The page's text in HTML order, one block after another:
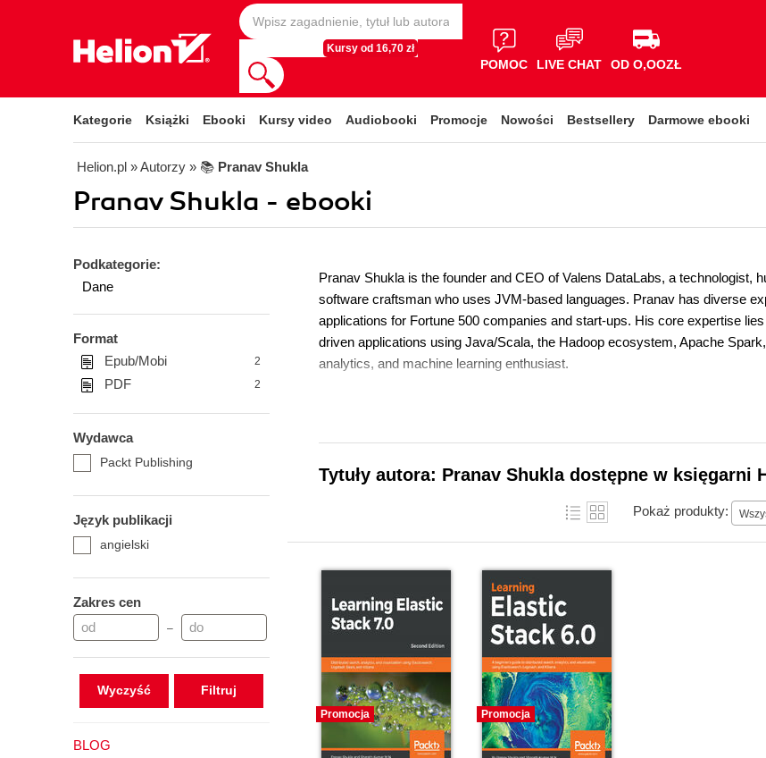
Kursy od 16,70 zł
POMOC LIVE CHAT OD O,OOZŁ
Kategorie Książki Ebooki Kursy video Audiobooki Promocje Nowości Bestsellery Darmowe ebooki
Helion.pl » Autorzy » 📚 Pranav Shukla
Pranav Shukla - ebooki
Podkategorie:
Dane
Format
Epub/Mobi
2
PDF 2
Wydawca
Packt Publishing
Język publikacji
angielski
Zakres cen
–
Wyczyść
BLOG
Pranav Shukla is the founder and CEO of Valens DataLabs, a technologist,
software craftsman who uses JVM-based languages. Pranav has diverse
applications for Fortune 500 companies and start-ups. His core expertise
driven applications using Java/Scala, the Hadoop ecosystem, Apache
analytics, and machine learning enthusiast.
Tytuły autora: Pranav Shukla dostępne w księgarni
Pokaż produkty:
Promocja Promocja